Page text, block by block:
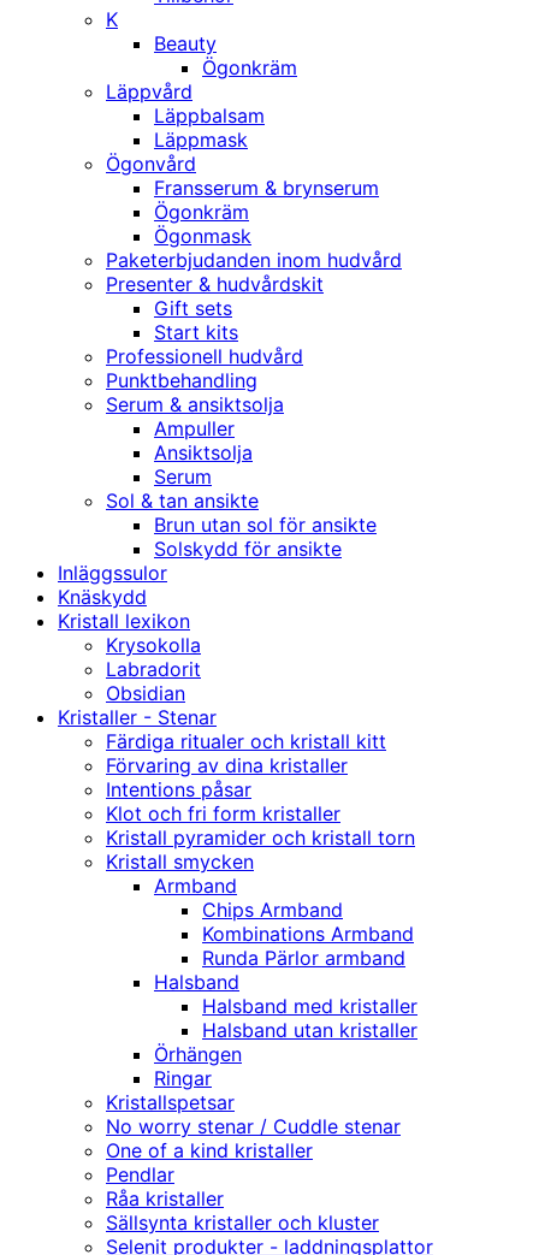
K
Beauty
Ögonkräm
Läppvård
Läppbalsam
Läppmask
Ögonvård
Fransserum & brynserum
Ögonkräm
Ögonmask
Paketerbjudanden inom hudvård
Presenter & hudvårdskit
Gift sets
Start kits
Professionell hudvård
Punktbehandling
Serum & ansiktsolja
Ampuller
Ansiktsolja
Serum
Sol & tan ansikte
Brun utan sol för ansikte
Solskydd för ansikte
Inläggssulor
Knäskydd
Kristall lexikon
Krysokolla
Labradorit
Obsidian
Kristaller - Stenar
Färdiga ritualer och kristall kitt
Förvaring av dina kristaller
Intentions påsar
Klot och fri form kristaller
Kristall pyramider och kristall torn
Kristall smycken
Armband
Chips Armband
Kombinations Armband
Runda Pärlor armband
Halsband
Halsband med kristaller
Halsband utan kristaller
Örhängen
Ringar
Kristallspetsar
No worry stenar / Cuddle stenar
One of a kind kristaller
Pendlar
Råa kristaller
Sällsynta kristaller och kluster
Selenit produkter - laddningsplattor